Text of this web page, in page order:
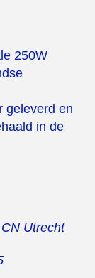
250W
geleverd en
in de
Utrecht